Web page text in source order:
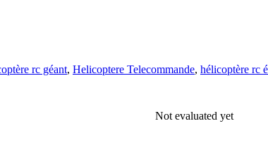
rc géant, Helicoptere Telecommande, hélicoptère rc
Not evaluated yet